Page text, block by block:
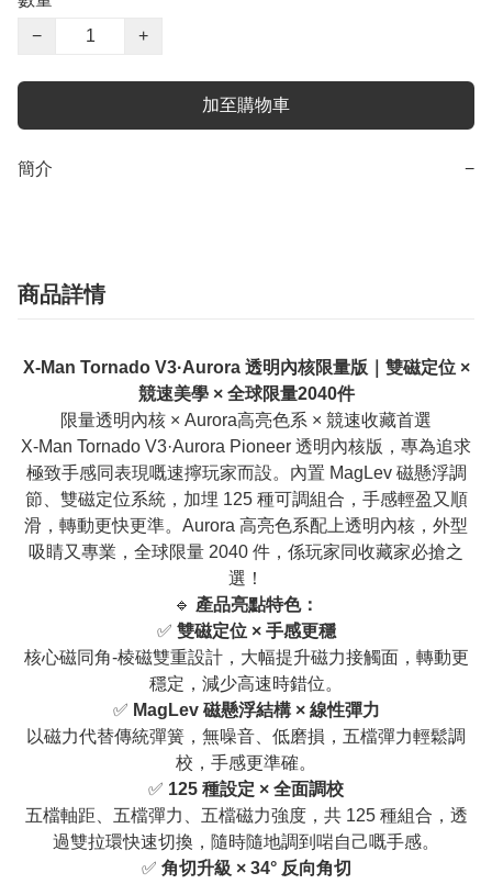
−
+
加至購物車
簡介 −
商品詳情
X-Man Tornado V3·Aurora 透明內核限量版｜雙磁定位 ×
競速美學 × 全球限量2040件
限量透明內核 × Aurora高亮色系 × 競速收藏首選
X-Man Tornado V3·Aurora Pioneer 透明內核版，專為追求
極致手感同表現嘅速擰玩家而設。內置 MagLev 磁懸浮調
節、雙磁定位系統，加埋 125 種可調組合，手感輕盈又順
滑，轉動更快更準。Aurora 高亮色系配上透明內核，外型
吸睛又專業，全球限量 2040 件，係玩家同收藏家必搶之
選！
🔹 產品亮點特色：
✅ 雙磁定位 × 手感更穩
核心磁同角-棱磁雙重設計，大幅提升磁力接觸面，轉動更
穩定，減少高速時錯位。
✅ MagLev 磁懸浮結構 × 線性彈力
以磁力代替傳統彈簧，無噪音、低磨損，五檔彈力輕鬆調
校，手感更準確。
✅ 125 種設定 × 全面調校
五檔軸距、五檔彈力、五檔磁力強度，共 125 種組合，透
過雙拉環快速切換，隨時隨地調到啱自己嘅手感。
✅ 角切升級 × 34° 反向角切